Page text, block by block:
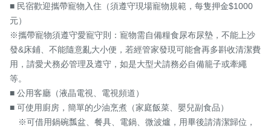
■ 民宿歡迎攜帶寵物入住（須遵守現場寵物規範，每隻押金$1000
元）
※攜帶寵物須遵守愛寵守則：寵物需自備糧食尿布尿墊，不能上沙
發&床鋪、不能隨意亂大小便，若經管家發現可能會再多斟收清潔費
用，請愛犬務必管理及遵守，如是大型犬請務必自備籠子或牽繩
等。
■ 公用客廳（液晶電視、電視頻道）
■ 可使用廚房，簡單的少油烹煮（家庭飯菜、嬰兒副食品）
※可借用鍋碗瓢盆、餐具、電鍋、微波爐，用畢後請清潔歸位，